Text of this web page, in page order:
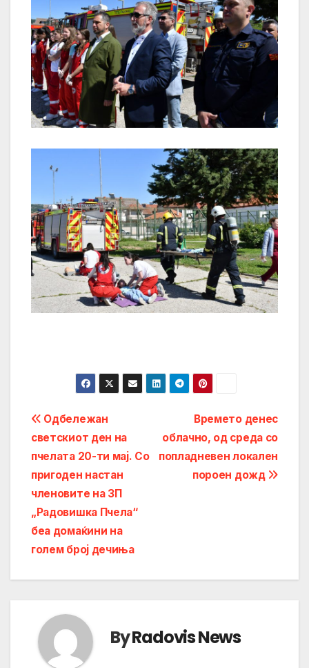
Post
navigation
Времето денес
облачно, од среда со
попладневен локален
пороен дожд
Одбележан
светскиот ден на
пчелата 20-ти мај. Со
пригоден настан
членовите на ЗП
„Радовишка Пчела“
беа домаќини на
голем број дечиња
ByRadovis News